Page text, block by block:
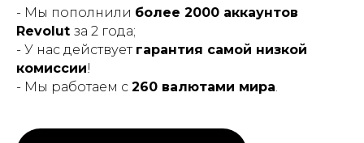
- Мы пополнили более 2000 аккаунтов
Revolut за 2 года;
- У нас действует гарантия самой низкой
комиссии!
- Мы работаем с 260 валютами мира.